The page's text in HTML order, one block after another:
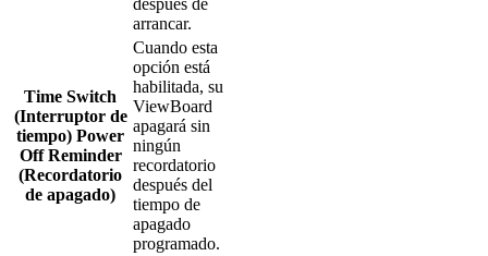
arrancar.
Time Switch
(Interruptor de
tiempo) Power
Off Reminder
(Recordatorio
de apagado)
Cuando esta
opción está
habilitada, su
ViewBoard
apagará sin
ningún
recordatorio
después del
tiempo de
apagado
programado.